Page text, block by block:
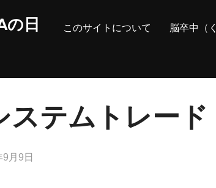
の日
このサイトについて 脳卒中（
テムトレード
月9日